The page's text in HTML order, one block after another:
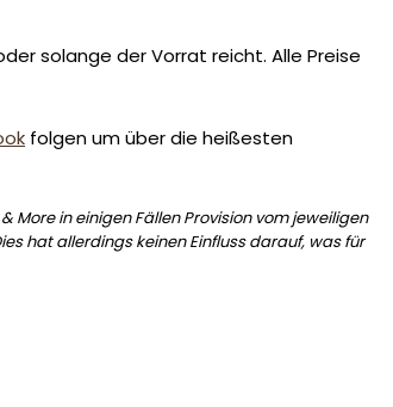
solange der Vorrat reicht. Alle Preise
folgen um über die heißesten
More in einigen Fällen Provision vom jeweiligen
hat allerdings keinen Einfluss darauf, was für